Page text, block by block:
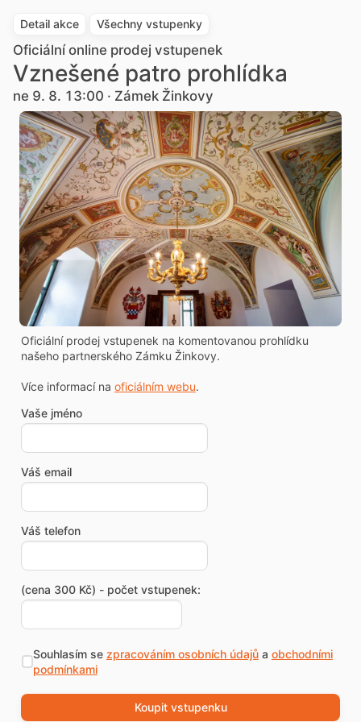
Detail akce Všechny vstupenky
Oficiální online prodej vstupenek
Vznešené patro prohlídka
ne 9. 8. 13:00 · Zámek Žinkovy
Oficiální prodej vstupenek na komentovanou prohlídku
našeho partnerského Zámku Žinkovy.
Více informací na oficiálním webu.
Vaše jméno
Váš email
Váš telefon
(cena 300 Kč) - počet vstupenek:
Souhlasím se zpracováním osobních údajůa obchodními
podmínkami
Koupit vstupenku